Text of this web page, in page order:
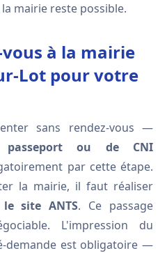
mairie reste possible.
à la mairie
Lot pour votre
sans rendez-vous —
ou de CNI
par cette étape.
la mairie, il faut réaliser
site ANTS. Ce passage
L'impression du
demande est obligatoire —